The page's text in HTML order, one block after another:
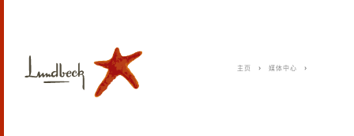
主页 媒体中心